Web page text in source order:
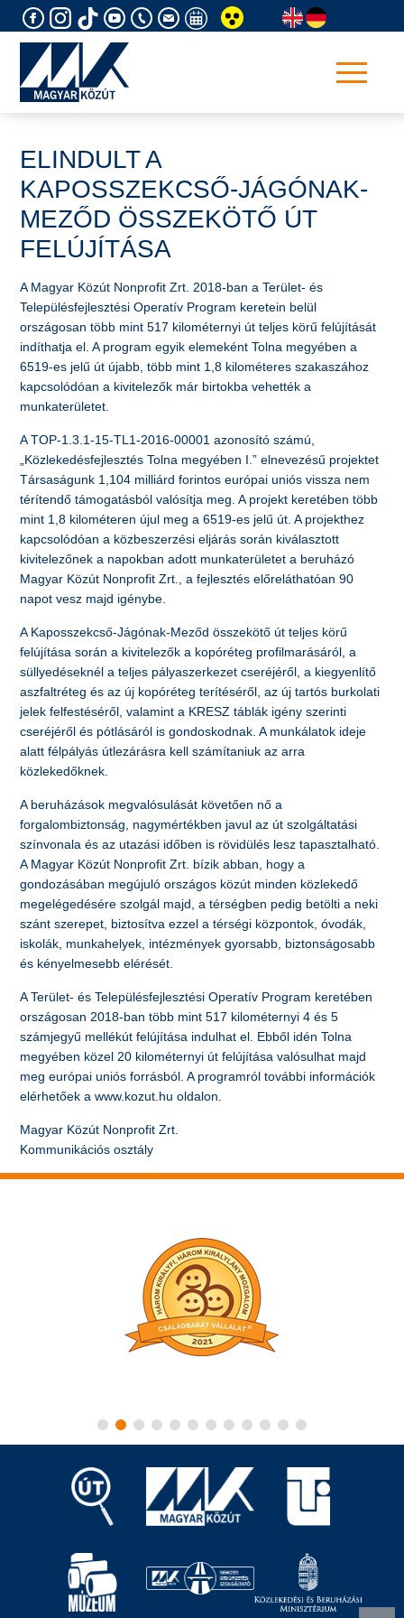
to
ELINDULT A
KAPOSSZEKCSŐ-JÁGÓNAK-
MEZŐD ÖSSZEKÖTŐ ÚT
FELÚJÍTÁSA
A Magyar Közút Nonprofit Zrt. 2018-ban a Terület- és
Településfejlesztési Operatív Program keretein belül
országosan több mint 517 kilométernyi út teljes körű felújítását
indíthatja el. A program egyik elemeként Tolna megyében a
6519-es jelű út újabb, több mint 1,8 kilométeres szakaszához
kapcsolódóan a kivitelezők már birtokba vehették a
munkaterületet.
A TOP-1.3.1-15-TL1-2016-00001 azonosító számú,
„Közlekedésfejlesztés Tolna megyében I.” elnevezésű projektet
Társaságunk 1,104 milliárd forintos európai uniós vissza nem
térítendő támogatásból valósítja meg. A projekt keretében több
mint 1,8 kilométeren újul meg a 6519-es jelű út. A projekthez
kapcsolódóan a közbeszerzési eljárás során kiválasztott
kivitelezőnek a napokban adott munkaterületet a beruházó
Magyar Közút Nonprofit Zrt., a fejlesztés előreláthatóan 90
napot vesz majd igénybe.
A Kaposszekcső-Jágónak-Meződ összekötő út teljes körű
felújítása során a kivitelezők a kopóréteg profilmarásáról, a
süllyedéseknél a teljes pályaszerkezet cseréjéről, a kiegyenlítő
aszfaltréteg és az új kopóréteg terítéséről, az új tartós burkolati
jelek felfestéséről, valamint a KRESZ táblák igény szerinti
cseréjéről és pótlásáról is gondoskodnak. A munkálatok ideje
alatt félpályás útlezárásra kell számítaniuk az arra
közlekedőknek.
A beruházások megvalósulását követően nő a
forgalombiztonság, nagymértékben javul az út szolgáltatási
színvonala és az utazási időben is rövidülés lesz tapasztalható.
A Magyar Közút Nonprofit Zrt. bízik abban, hogy a
gondozásában megújuló országos közút minden közlekedő
megelégedésére szolgál majd, a térségben pedig betölti a neki
szánt szerepet, biztosítva ezzel a térségi központok, óvodák,
iskolák, munkahelyek, intézmények gyorsabb, biztonságosabb
és kényelmesebb elérését.
A Terület- és Településfejlesztési Operatív Program keretében
országosan 2018-ban több mint 517 kilométernyi 4 és 5
számjegyű mellékút felújítása indulhat el. Ebből idén Tolna
megyében közel 20 kilométernyi út felújítása valósulhat majd
meg európai uniós forrásból. A programról további információk
elérhetőek a www.kozut.hu oldalon.
Magyar Közút Nonprofit Zrt.
Kommunikációs osztály